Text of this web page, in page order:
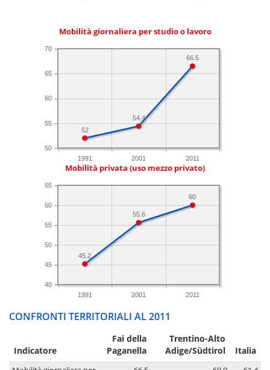
Mobilità giornaliera per studio o lavoro
1991 2001 2011
50
55
60
65
70
66.5
54.4
52
Mobilità privata (uso mezzo privato)
1991 2001 2011
40
45
50
55
60
65
60
55.6
45.2
CONFRONTI TERRITORIALI AL 2011
Indicatore
Fai della
Paganella
Trentino-Alto
Adige/Südtirol
Italia